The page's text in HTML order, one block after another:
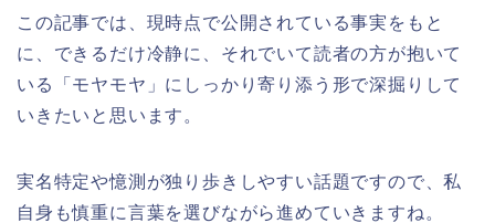
この記事では、現時点で公開されている事実をもと
に、できるだけ冷静に、それでいて読者の方が抱いて
いる「モヤモヤ」にしっかり寄り添う形で深掘りして
いきたいと思います。
実名特定や憶測が独り歩きしやすい話題ですので、私
自身も慎重に言葉を選びながら進めていきますね。